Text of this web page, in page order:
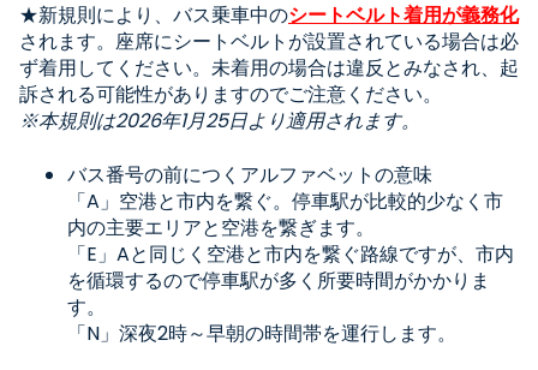
★新規則により、バス乗車中のシートベルト着用が義務化
されます。座席にシートベルトが設置されている場合は必
ず着用してください。未着用の場合は違反とみなされ、起
訴される可能性がありますのでご注意ください。
※本規則は2026年1月25日より適用されます。
バス番号の前につくアルファベットの意味
「A」空港と市内を繋ぐ。停車駅が比較的少なく市
内の主要エリアと空港を繋ぎます。
「E」Aと同じく空港と市内を繋ぐ路線ですが、市内
を循環するので停車駅が多く所要時間がかかりま
す。
「N」深夜2時～早朝の時間帯を運行します。